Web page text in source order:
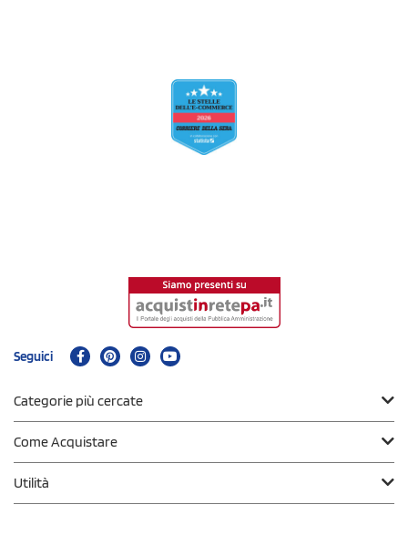
Seguici
Categorie più cercate
Come Acquistare
Utilità